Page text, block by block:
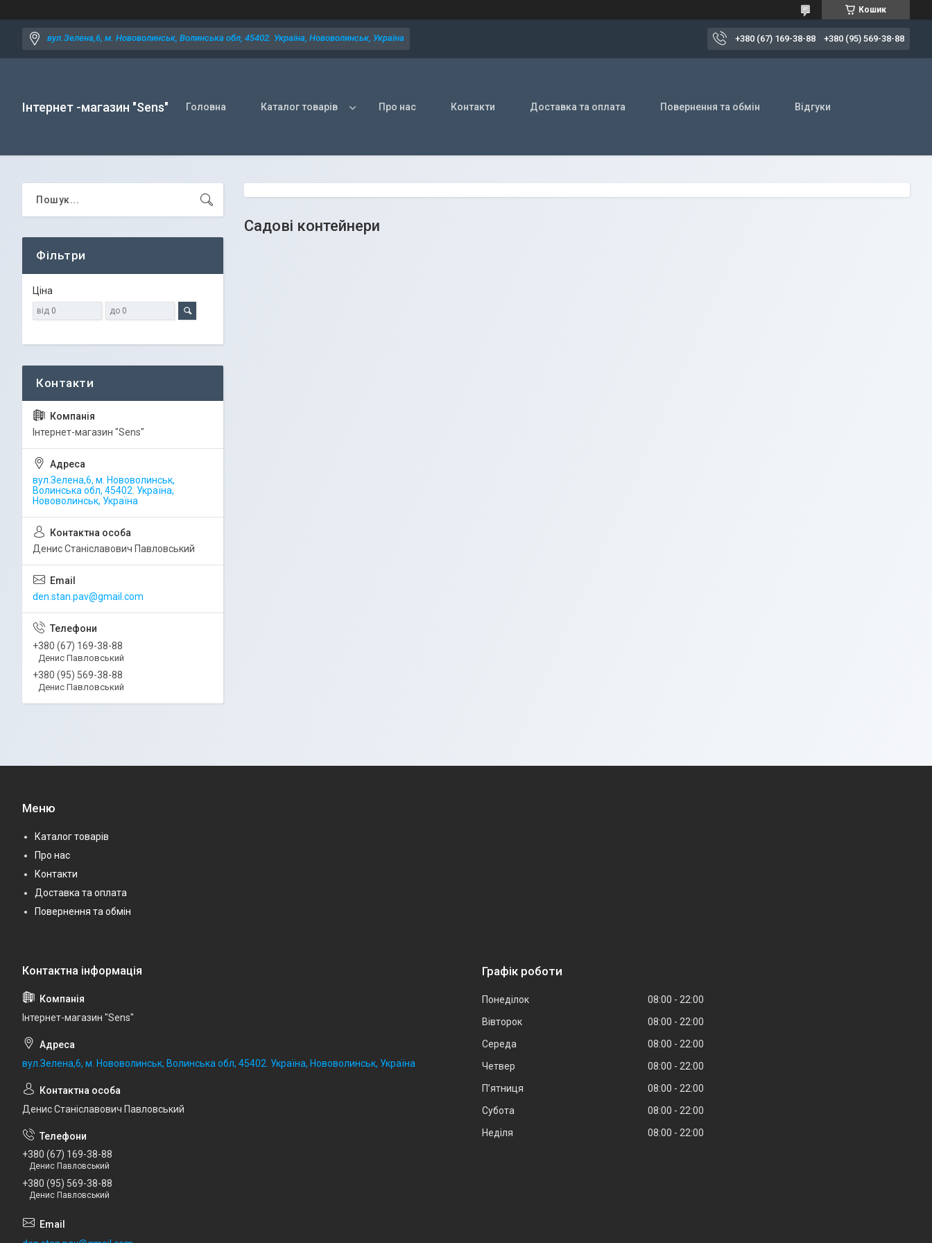
Кошик
вул.Зелена,6, м. Нововолинськ, Волинська обл, 45402. Україна, Нововолинськ, Україна +380 (67) 169-38-88 +380 (95) 569-38-88
Інтернет -магазин "Sens" Головна Каталог товарів Про нас Контакти Доставка та оплата Повернення та обмін Відгуки
Садові контейнери
Фільтри
Ціна
Iнтернет-магазин "Sens"
вул.Зелена,6, м. Нововолинськ,
Волинська обл, 45402. Україна,
Нововолинськ, Україна
Денис Станіславович Павловський
den.stan.pav@gmail.com
+380 (67) 169-38-88
Денис Павловський
+380 (95) 569-38-88
Денис Павловський
Меню
Каталог товарів
Про нас
Контакти
Доставка та оплата
Повернення та обмін
Iнтернет-магазин "Sens"
вул.Зелена,6, м. Нововолинськ, Волинська обл, 45402. Україна, Нововолинськ, Україна
Денис Станіславович Павловський
+380 (67) 169-38-88
Денис Павловський
+380 (95) 569-38-88
Денис Павловський
Графік роботи
Понеділок 08:00
22:00
Вівторок
08:00
22:00
Середа
08:00
22:00
Четвер
08:00
22:00
Пʼятниця
08:00
22:00
Субота
08:00
22:00
Неділя
08:00 22:00